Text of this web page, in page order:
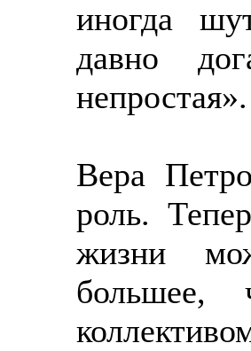
иногда
давно
непростая».
Вера
роль.
жизни
большее,